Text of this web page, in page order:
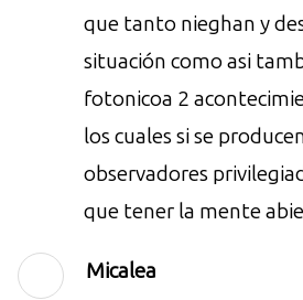
que tanto nieghan y
situación como asi
fotonicoa 2
los cuales si se
observadores
que tener la mente
Micalea